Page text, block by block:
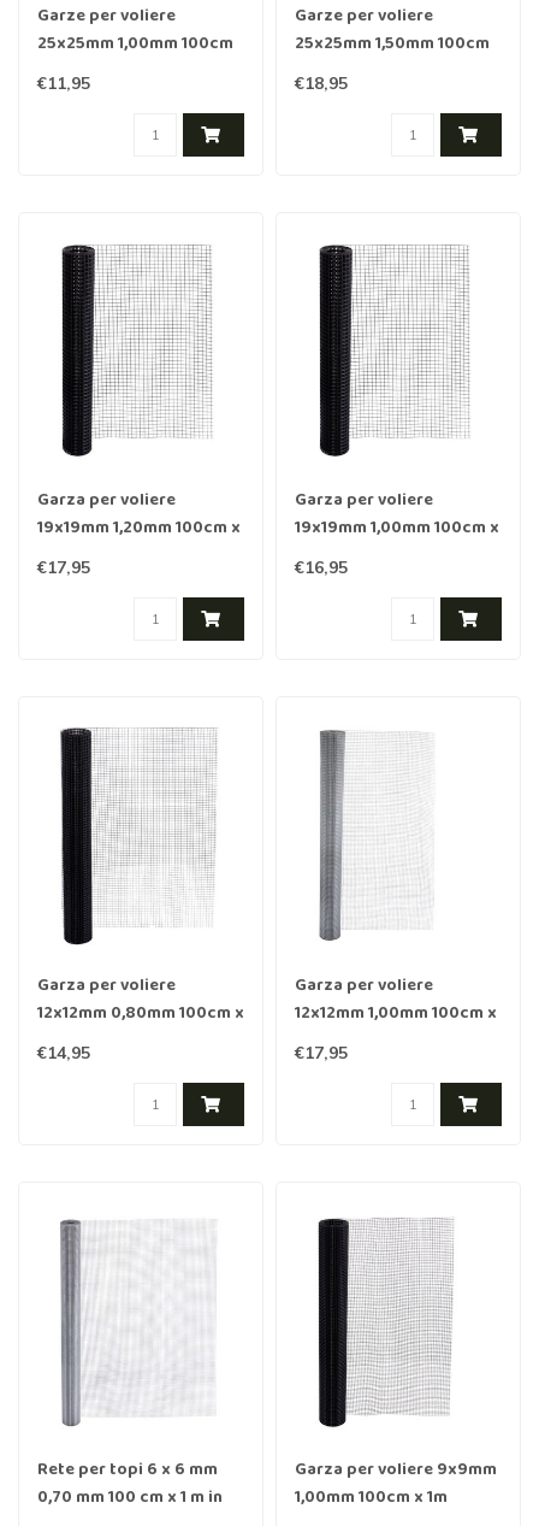
Garze per voliere
25x25mm 1,00mm 100cm
x 1m Acciaio inossidabile
rivestito in Nero
€11,95
Garze per voliere
25x25mm 1,50mm 100cm
x 1m Acciaio inossidabile
rivestito in Nero
€18,95
Garza per voliere
19x19mm 1,20mm 100cm x
1m Acciaio inossidabile
rivestito in Nero
€17,95
Garza per voliere
19x19mm 1,00mm 100cm x
1m Acciaio inossidabile
rivestito in Nero
€16,95
Garza per voliere
12x12mm 0,80mm 100cm x
1m Acciaio inossidabile
rivestito in Nero
€14,95
Garza per voliere
12x12mm 1,00mm 100cm x
1m acciaio inox
€17,95
Rete per topi 6 x 6 mm
0,70 mm 100 cm x 1 m in
Garza per voliere 9x9mm
1,00mm 100cm x 1m